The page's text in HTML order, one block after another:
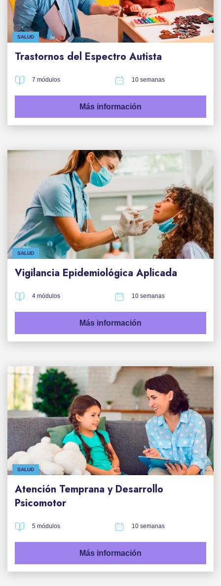
SALUD
Trastornos del Espectro Autista
7 módulos 10 semanas
Más información
SALUD
Vigilancia Epidemiológica Aplicada
4 módulos 10 semanas
Más información
SALUD
Atención Temprana y Desarrollo
Psicomotor
5 módulos 10 semanas
Más información